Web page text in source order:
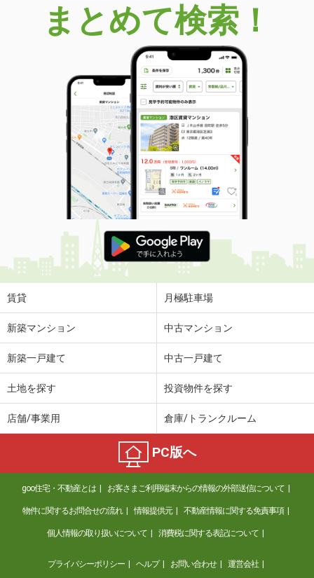
まとめて検索！
賃貸 月極駐車場
新築マンション 中古マンション
新築一戸建て 中古一戸建て
土地を探す 投資物件を探す
店舗/事業用 倉庫/トランクルーム
PC版へ
goo住宅・不動産とは お客さまご利用端末からの情報の外部送信について
物件に関するお問合せの流れ 情報提供元 不動産情報に関する免責事項
個人情報の取り扱いについて 消費税に関する表記について
プライバシーポリシー ヘルプ お問い合わせ 運営会社